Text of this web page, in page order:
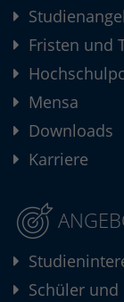
Fristen und
Mensa
Downloads
Karriere
Schüler und